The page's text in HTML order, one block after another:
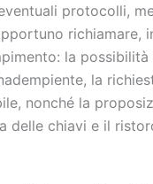
protocolli,
richiamare,
la
la
nonché la
delle chiavi e il